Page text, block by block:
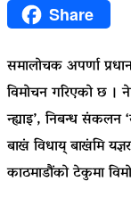
FacebookShare
समालोचक अपर्णा
विमोचन गरिएको छ
न्ह्याइ’, निबन्ध संकलन
बाखं विधाय् बाखंमि
काठमाडौंको टेकुमा